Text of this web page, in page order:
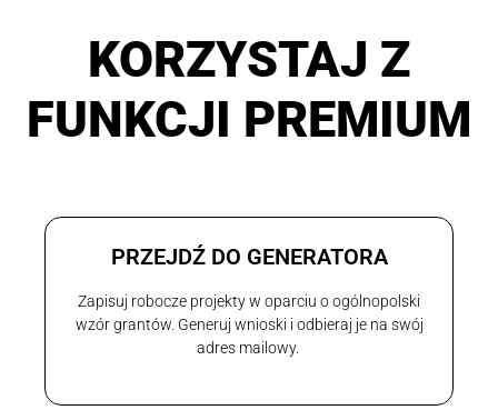
KORZYSTAJ Z
FUNKCJI PREMIUM
PRZEJDŹ DO GENERATORA
Zapisuj robocze projekty w oparciu o ogólnopolski
wzór grantów. Generuj wnioski i odbieraj je na swój
adres mailowy.